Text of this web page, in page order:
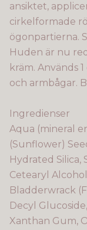
ansiktet,
cirkelformade
ögonpartierna.
Huden är nu
kräm. Används
och armbågar.
Ingredienser
Aqua (mineral
(Sunflower)
Hydrated Silica,
Cetearyl
Bladderwrack
Decyl
Xanthan Gum,